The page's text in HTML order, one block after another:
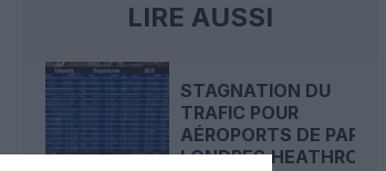
LIRE AUSSI
STAGNATION DU
TRAFIC POUR
AÉROPORTS DE PARIS,
LONDRES‑HEATHROW...